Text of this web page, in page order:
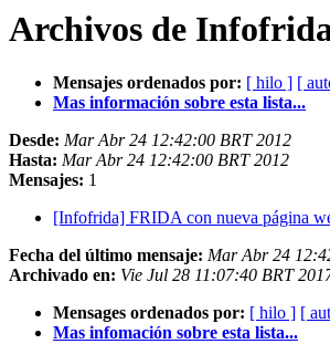
Archivos de
Mensajes ordenados por: [ hilo ] [
Mas información sobre esta lista...
Desde: Mar Abr 24 12:42:00 BRT 2012
Hasta: Mar Abr 24 12:42:00 BRT 2012
Mensajes: 1
[Infofrida] FRIDA con nueva página
Fecha del último mensaje: Mar Abr 24
Archivado en: Vie Jul 28 11:07:40 BRT
Mensages ordenados por: [ hilo ] [
Mas infomación sobre esta lista...